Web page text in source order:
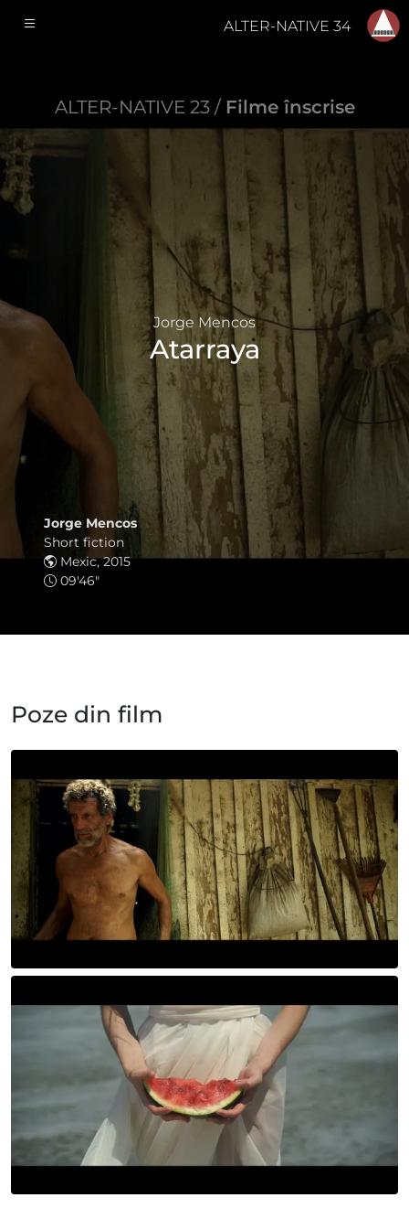
ALTER-NATIVE 34
ALTER-NATIVE 23 / Filme înscrise
Jorge Mencos
Atarraya
Jorge Mencos
Short fiction
Mexic, 2015
09'46"
Poze din film